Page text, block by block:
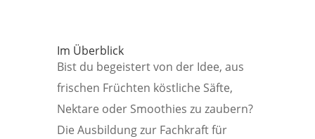
Im Überblick
Bist du begeistert von der Idee, aus
frischen Früchten köstliche Säfte,
Nektare oder Smoothies zu zaubern?
Die Ausbildung zur Fachkraft für